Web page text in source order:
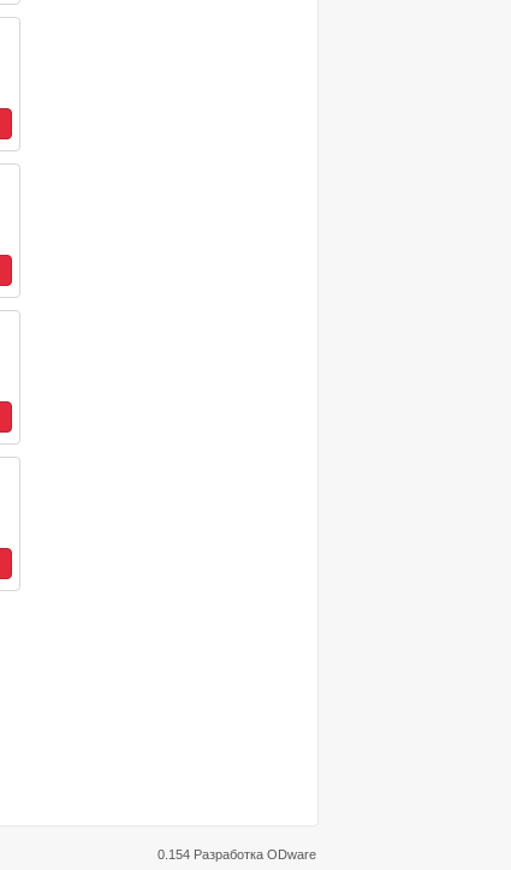
0.154 Разработка ODware